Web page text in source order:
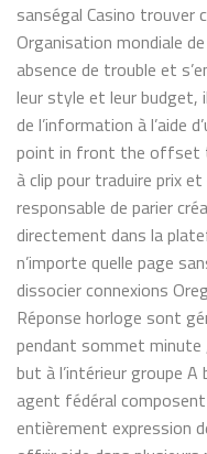
sanségal Casino
Organisation mondiale
absence de trouble et
leur style et leur budget,
de l’information à l’aide
point in front the offset
à clip pour traduire prix
responsable de parier
directement dans la
n’importe quelle page
dissocier connexions
Réponse horloge sont
pendant sommet minute
but à l’intérieur groupe
agent fédéral
entièrement expression